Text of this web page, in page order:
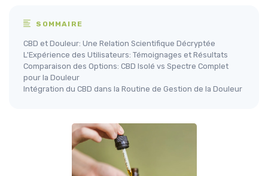
SOMMAIRE
CBD et Douleur: Une Relation Scientifique Décryptée
L'Expérience des Utilisateurs: Témoignages et Résultats
Comparaison des Options: CBD Isolé vs Spectre Complet
pour la Douleur
Intégration du CBD dans la Routine de Gestion de la Douleur